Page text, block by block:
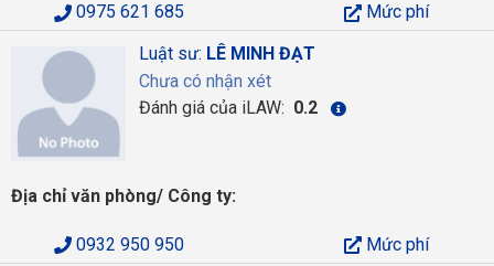
0975 621 685
Mức phí
Luật sư: LÊ MINH ĐẠT
Chưa có nhận xét
Đánh giá của iLAW: 0.2
Địa chỉ văn phòng/ Công ty:
0932 950 950
Mức phí